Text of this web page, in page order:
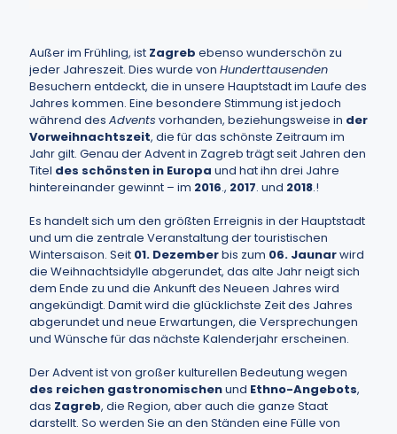
Außer im Frühling, ist Zagreb ebenso wunderschön zu
jeder Jahreszeit. Dies wurde von Hunderttausenden
Besuchern entdeckt, die in unsere Hauptstadt im Laufe des
Jahres kommen. Eine besondere Stimmung ist jedoch
während des Advents vorhanden, beziehungsweise in der
Vorweihnachtszeit, die für das schönste Zeitraum im
Jahr gilt. Genau der Advent in Zagreb trägt seit Jahren den
Titel des schönsten in Europa und hat ihn drei Jahre
hintereinander gewinnt – im 2016., 2017. und 2018.!
Es handelt sich um den größten Erreignis in der Hauptstadt
und um die zentrale Veranstaltung der touristischen
Wintersaison. Seit 01. Dezemberbis zum 06. Jaunarwird
die Weihnachtsidylle abgerundet, das alte Jahr neigt sich
dem Ende zu und die Ankunft des Neueen Jahres wird
angekündigt. Damit wird die glücklichste Zeit des Jahres
abgerundet und neue Erwartungen, die Versprechungen
und Wünsche für das nächste Kalenderjahr erscheinen.
Der Advent ist von großer kulturellen Bedeutung wegen
des reichen gastronomischenund Ethno-Angebots,
das Zagreb, die Region, aber auch die ganze Staat
darstellt. So werden Sie an den Ständen eine Fülle von